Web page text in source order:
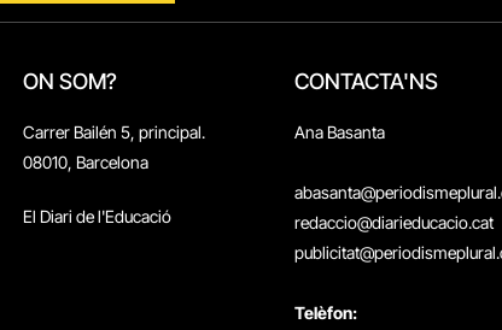
ON SOM?
Carrer Bailén 5, principal.
08010, Barcelona
El Diari de l'Educació
CONTACTA'NS
Ana Basanta
redaccio@diarieducacio.cat
Telèfon: